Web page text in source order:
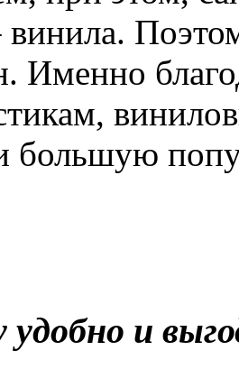
винила.
Именно
большую
удобно и